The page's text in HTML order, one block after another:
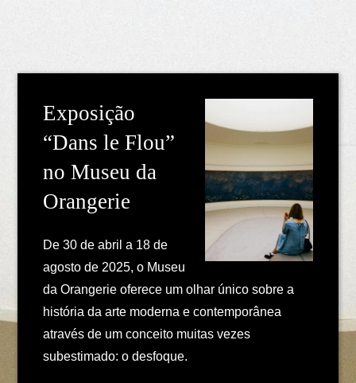
Exposição
“Dans le Flou”
no Museu da
Orangerie
De 30 de abril a 18 de
agosto de 2025, o Museu
da Orangerie oferece um olhar único sobre a
história da arte moderna e contemporânea
através de um conceito muitas vezes
subestimado: o desfoque.